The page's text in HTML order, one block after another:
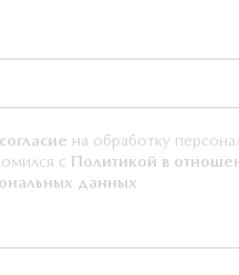
согласие на обработку
с Политикой в
данных